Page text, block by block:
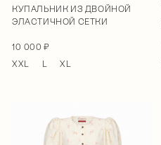
КУПАЛЬНИК ИЗ ДВОЙНОЙ
ЭЛАСТИЧНОЙ СЕТКИ
10 000 ₽
XXL
L XL